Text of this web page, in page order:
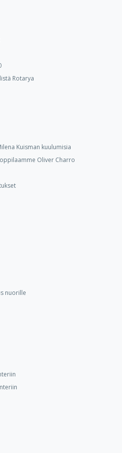
Rotarya
Kuisman kuulumisia
Oliver Charro
nuorille